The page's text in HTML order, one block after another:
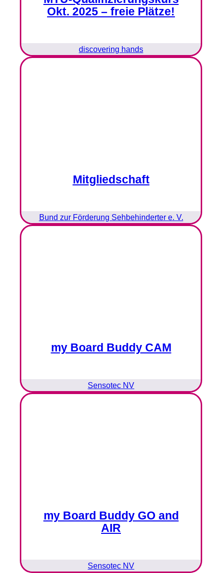
Okt. 2025 – freie Plätze!
discovering hands
Mitgliedschaft
Bund zur Förderung Sehbehinderter e. V.
my Board Buddy CAM
Sensotec NV
my Board Buddy GO and
AIR
Sensotec NV